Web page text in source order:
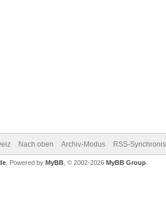
Nach oben Archiv-Modus RSS-
, Powered by MyBB , © 2002-2026 MyBB Group